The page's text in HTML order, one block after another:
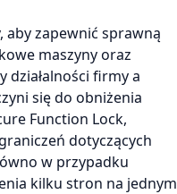
zapewnić sprawną
maszyny oraz
działalności firmy a
się do obniżenia
Function Lock,
dotyczących
w przypadku
kilku stron na jednym